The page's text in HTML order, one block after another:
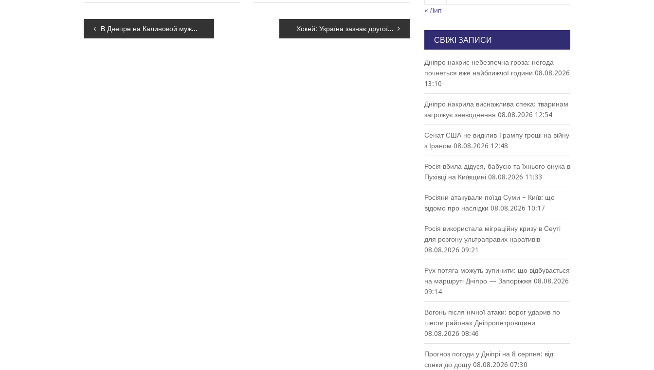
Навігація
В Днепре на Калиновой мужчина бросался под колеса и устроил драку в маршрутке, – ФОТО, ВИДЕО Хокей: Україна зазнає другої поразки на чемпіонаті світу
« Лип
СВІЖІ ЗАПИСИ
Дніпро накриє небезпечна гроза: негода
почнеться вже найближчої години 08.08.2026
13:10
Дніпро накрила виснажлива спека: тваринам
загрожує зневоднення 08.08.2026 12:54
Сенат США не виділив Трампу гроші на війну
з Іраном 08.08.2026 12:48
Росія вбила дідуся, бабусю та їхнього онука в
Пухівці на Київщині 08.08.2026 11:33
Росіяни атакували поїзд Суми – Київ: що
відомо про наслідки 08.08.2026 10:17
Росія використала міграційну кризу в Сеуті
для розгону ультраправих наративів
08.08.2026 09:21
Рух потяга можуть зупинити: що відбувається
на маршруті Дніпро — Запоріжжя 08.08.2026
09:14
Вогонь після нічної атаки: ворог ударив по
шести районах Дніпропетровщини
08.08.2026 08:46
Прогноз погоди у Дніпрі на 8 серпня: від
спеки до дощу 08.08.2026 07:30